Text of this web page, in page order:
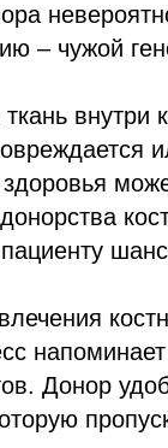
– чужой
внутри
Донор